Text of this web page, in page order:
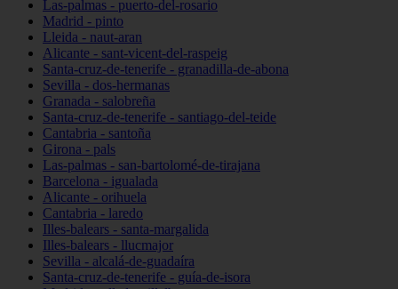
Las-palmas - puerto-del-rosario
Madrid - pinto
Lleida - naut-aran
Alicante - sant-vicent-del-raspeig
Santa-cruz-de-tenerife - granadilla-de-abona
Sevilla - dos-hermanas
Granada - salobreña
Santa-cruz-de-tenerife - santiago-del-teide
Cantabria - santoña
Girona - pals
Las-palmas - san-bartolomé-de-tirajana
Barcelona - igualada
Alicante - orihuela
Cantabria - laredo
Illes-balears - santa-margalida
Illes-balears - llucmajor
Sevilla - alcalá-de-guadaíra
Santa-cruz-de-tenerife - guía-de-isora